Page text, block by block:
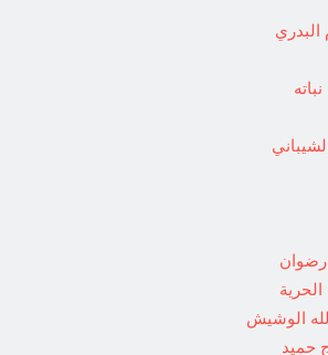
البدري
رضوان
الوشيش
حميد